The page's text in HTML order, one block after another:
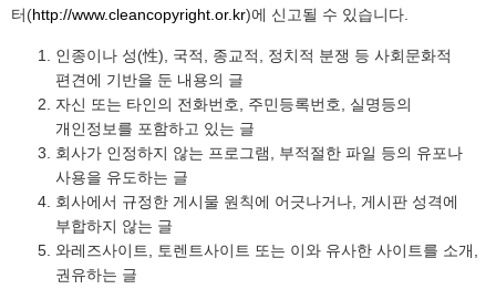
터(http://www.cleancopyright.or.kr)에 신고될 수 있습니다.
인종이나 성(性), 국적, 종교적, 정치적 분쟁 등 사회문화적
편견에 기반을 둔 내용의 글
자신 또는 타인의 전화번호, 주민등록번호, 실명등의
개인정보를 포함하고 있는 글
회사가 인정하지 않는 프로그램, 부적절한 파일 등의 유포나
사용을 유도하는 글
회사에서 규정한 게시물 원칙에 어긋나거나, 게시판 성격에
부합하지 않는 글
와레즈사이트, 토렌트사이트 또는 이와 유사한 사이트를 소개,
권유하는 글